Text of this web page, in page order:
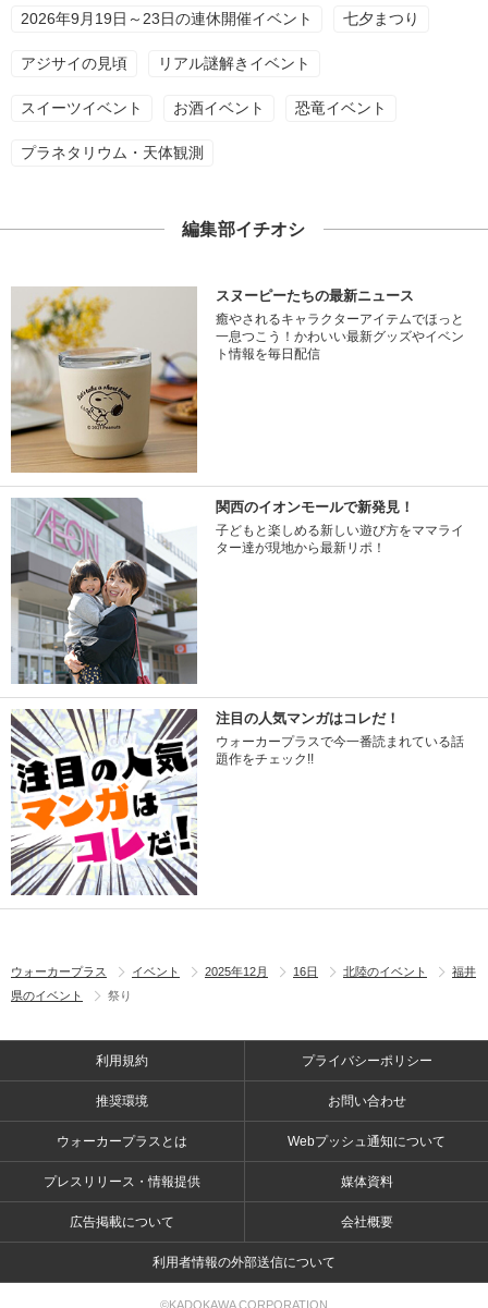
2026年9月19日～23日の連休開催イベント 七夕まつり
アジサイの見頃 リアル謎解きイベント
スイーツイベント お酒イベント 恐竜イベント
プラネタリウム・天体観測
編集部イチオシ
スヌーピーたちの最新ニュース
癒やされるキャラクターアイテムでほっと
一息つこう！かわいい最新グッズやイベン
ト情報を毎日配信
関西のイオンモールで新発見！
子どもと楽しめる新しい遊び方をママライ
ター達が現地から最新リポ！
注目の人気マンガはコレだ！
ウォーカープラスで今一番読まれている話
題作をチェック!!
ウォーカープラス イベント 2025年12月 16日 北陸のイベント
福井
県のイベント
祭り
利用規約 プライバシーポリシー
推奨環境 お問い合わせ
ウォーカープラスとは Webプッシュ通知について
プレスリリース・情報提供 媒体資料
広告掲載について 会社概要
利用者情報の外部送信について
©KADOKAWA CORPORATION